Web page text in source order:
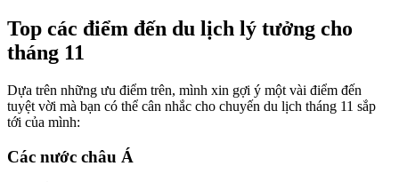
Top các điểm đến du lịch lý tưởng cho
tháng 11
Dựa trên những ưu điểm trên, mình xin gợi ý một vài điểm đến
tuyệt vời mà bạn có thể cân nhắc cho chuyến du lịch tháng 11 sắp
tới của mình:
Các nước châu Á